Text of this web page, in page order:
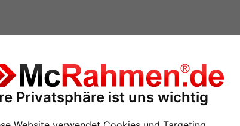
Privatsphäre ist uns wichtig